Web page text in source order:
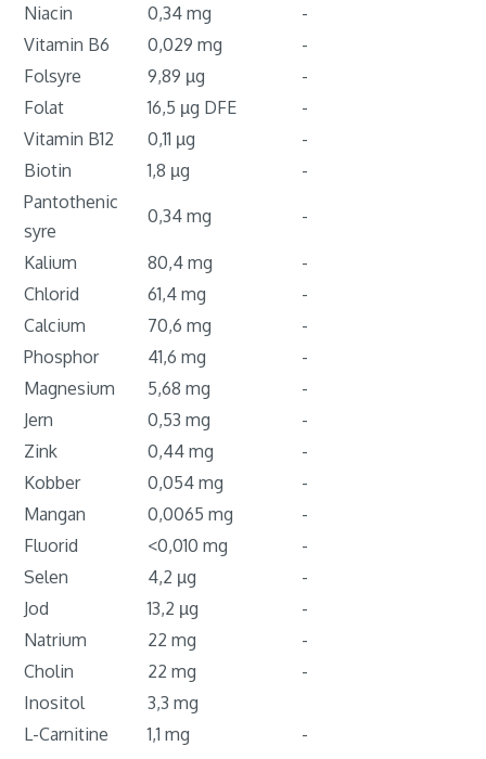
Niacin
0,34 mg
-
Vitamin B6
0,029 mg
-
Folsyre
9,89 µg
-
Folat
16,5 µg DFE
-
Vitamin B12
0,11 µg
-
Biotin
1,8 µg
-
Pantothenic
syre
0,34 mg -
Kalium 80,4 mg
-
Chlorid
61,4 mg
-
Calcium
70,6 mg
-
Phosphor
41,6 mg
-
Magnesium
5,68 mg
-
Jern
0,53 mg
-
Zink
0,44 mg
-
Kobber
0,054 mg
-
Mangan
0,0065 mg
-
Fluorid
<0,010 mg
-
Selen
4,2 µg
-
Jod
13,2 µg
-
Natrium
22 mg
-
Cholin
22 mg
-
Inositol
3,3 mg
L-Carnitine
1,1 mg -